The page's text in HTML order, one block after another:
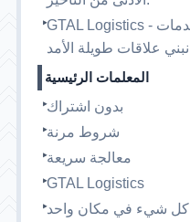
GTAL Logistics - شريك. أكثر من مجرد الخدمات
المعلمات الرئيسية
بدون اشتراك
شروط مرنة
معالجة سريعة
GTAL Logistics
كل شيء في مكان واحد